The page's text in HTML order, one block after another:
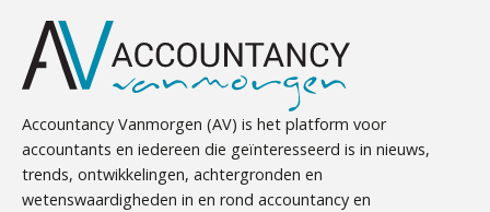
Accountancy Vanmorgen (AV) is het platform voor
accountants en iedereen die geïnteresseerd is in nieuws,
trends, ontwikkelingen, achtergronden en
wetenswaardigheden in en rond accountancy en